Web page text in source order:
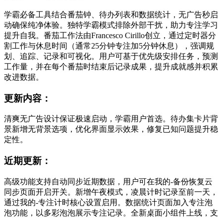
学霸必备工具结合番茄钟、待办列表和数据统计，无广告秒启
动确保纯净体验。独特学霸模式排除外部干扰，助力专注学习
提升自我。番茄工作法由Francesco Cirillo创立，通过定时器分
割工作与休息时间（通常25分钟专注加5分钟休息），强调规
划、追踪、记录和可视化。用户可基于优先级安排任务，预测
工作量，并在每个番茄时结束后记录成果，提升成就感并积累
改进数据。
更新内容：
清爽无广告设计保证极速启动，学霸用户首选。待办集卡片背
景新增无背景选项，优化界面显示效果，修复已知问题提升稳
定性。
近期更新：
高级功能支持自动同步近期数据，用户可在我的-备份恢复云
同步页面开启开关。新增午夜模式，凌晨计时记录至前一天，
通过我的-专注计时核心设置启用。数据统计页面加入专注泡
泡功能，以多彩泡泡展示专注记录。全新桌面小组件上线，支